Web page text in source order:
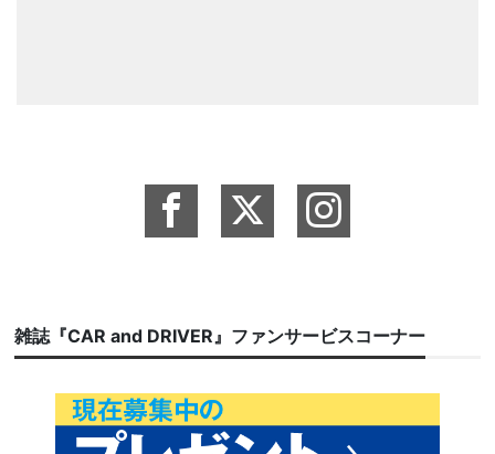
雑誌『CAR and DRIVER』ファンサービスコーナー